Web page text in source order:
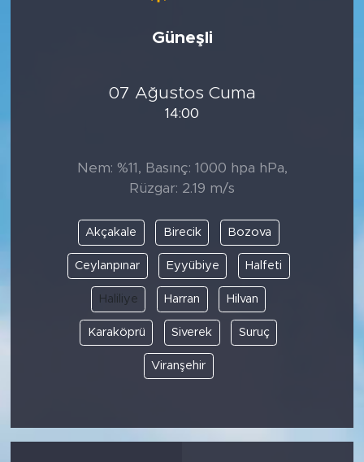
Güneşli
07 Ağustos Cuma
14:00
Nem: %11, Basınç: 1000 hpa hPa,
Rüzgar: 2.19 m/s
Akçakale Birecik Bozova
Ceylanpınar Eyyübiye Halfeti
Haliliye Harran Hilvan
Karaköprü Siverek Suruç
Viranşehir